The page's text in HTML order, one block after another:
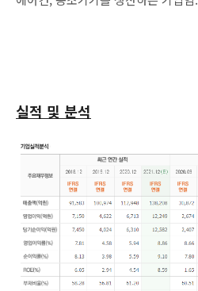
실적 및 분석